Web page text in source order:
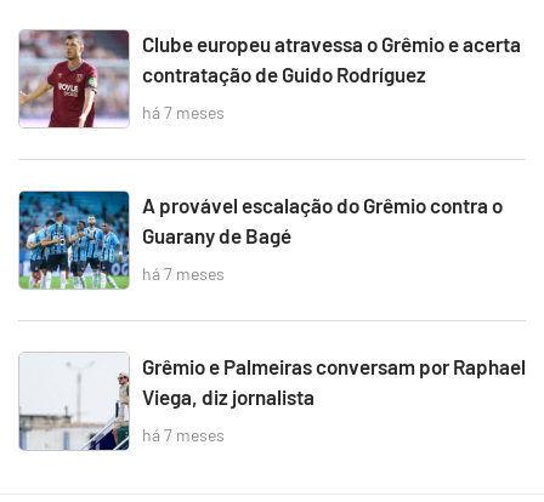
Clube europeu atravessa o Grêmio e acerta
contratação de Guido Rodríguez
há 7 meses
A provável escalação do Grêmio contra o
Guarany de Bagé
há 7 meses
Grêmio e Palmeiras conversam por Raphael
Viega, diz jornalista
há 7 meses